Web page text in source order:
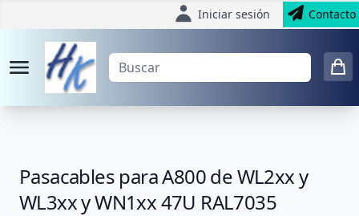
Iniciar sesión Contacto
Pasacables para A800 de WL2xx y
WL3xx y WN1xx 47U RAL7035